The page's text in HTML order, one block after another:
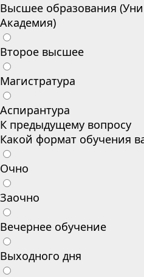
Высшее образования
Академия)
Второе высшее
Магистратура
Аспирантура
К предыдущему вопросу
Какой формат обучения
Очно
Заочно
Вечернее обучение
Выходного дня